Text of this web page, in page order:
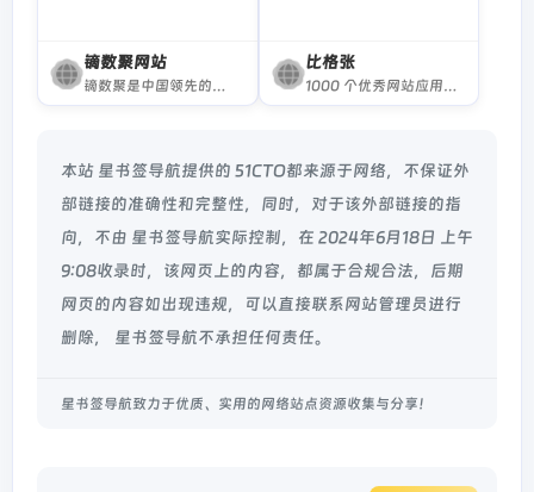
镝数聚网站
镝数聚是中国领先的数据综合服务平台，聚合6000+权威数据研究服务机构，深度对接资源,释放数据价值，支持定制数据服务，可在网站免费查询海量数据下载行业报告，表格数据，可视数据。
比格张
1000 个优秀网站应用工具分享
本站 星书签导航提供的 51CTO都来源于网络，不保证外
部链接的准确性和完整性，同时，对于该外部链接的指
向，不由 星书签导航实际控制，在 2024年6月18日 上午
9:08收录时，该网页上的内容，都属于合规合法，后期
网页的内容如出现违规，可以直接联系网站管理员进行
删除， 星书签导航不承担任何责任。
星书签导航致力于优质、实用的网络站点资源收集与分享！